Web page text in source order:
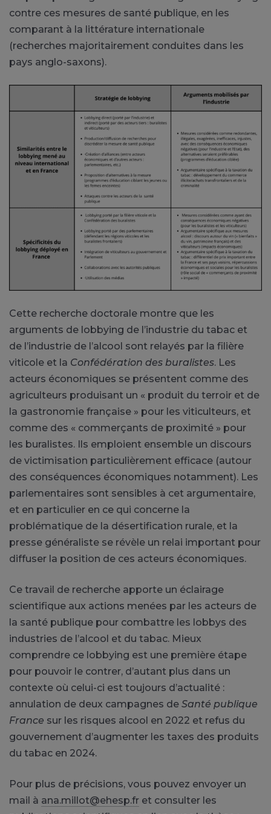
contre ces mesures de santé publique, en les
comparant à la littérature internationale
(recherches majoritairement conduites dans les
pays anglo-saxons).
Cette recherche doctorale montre que les
arguments de lobbying de l’industrie du tabac et
de l’industrie de l’alcool sont relayés par la filière
viticole et la Confédération des buralistes. Les
acteurs économiques se présentent comme des
agriculteurs produisant un « produit du terroir et de
la gastronomie française » pour les viticulteurs, et
comme des « commerçants de proximité » pour
les buralistes. Ils emploient ensemble un discours
de victimisation particulièrement efficace (autour
des conséquences économiques notamment). Les
parlementaires sont sensibles à cet argumentaire,
et en particulier en ce qui concerne la
problématique de la désertification rurale, et la
presse généraliste se révèle un relai important pour
diffuser la position de ces acteurs économiques.
Ce travail de recherche apporte un éclairage
scientifique aux actions menées par les acteurs de
la santé publique pour combattre les lobbys des
industries de l’alcool et du tabac. Mieux
comprendre ce lobbying est une première étape
pour pouvoir le contrer, d’autant plus dans un
contexte où celui-ci est toujours d’actualité :
annulation de deux campagnes de Santé publique
France sur les risques alcool en 2022 et refus du
gouvernement d’augmenter les taxes des produits
du tabac en 2024.
Pour plus de précisions, vous pouvez envoyer un
mail à ana.millot@ehesp.fr et consulter les